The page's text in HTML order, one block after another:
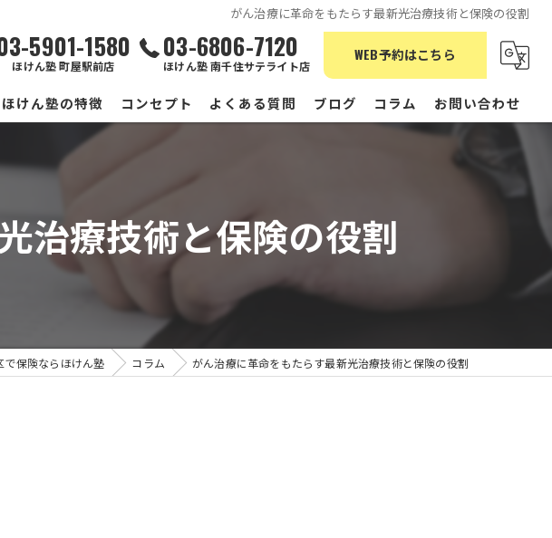
がん治療に革命をもたらす最新光治療技術と保険の役割
5901-1580
ほけん塾 町屋駅前店
03-6806-7120
ほけん塾 南千住サテライト店
WEB予約はこちら
駅前店
ほけん塾の特徴 コンセプト よくある質問 ブログ コラム お問い合わせ
治療技術と保険の役割
で保険ならほけん塾 コラム がん治療に革命をもたらす最新光治療技術と保険の役割